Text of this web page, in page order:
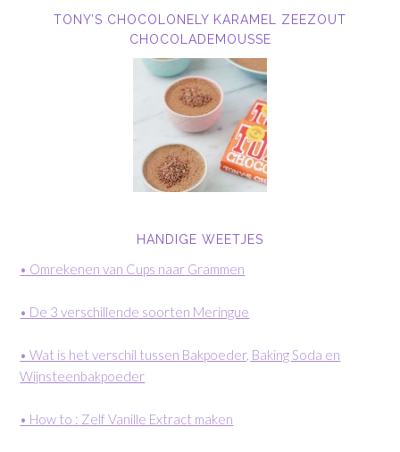
TONY’S CHOCOLONELY KARAMEL ZEEZOUT
CHOCOLADEMOUSSE
HANDIGE WEETJES
• Omrekenen van Cups naar Grammen
• De 3 verschillende soorten Meringue
• Wat is het verschil tussen Bakpoeder, Baking Soda en
Wijnsteenbakpoeder
• How to : Zelf Vanille Extract maken